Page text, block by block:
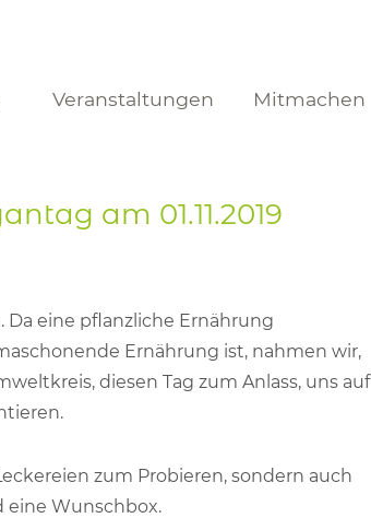
Veranstaltungen Mitmachen
am 01.11.2019
eine pflanzliche Ernährung
Ernährung ist, nahmen wir,
diesen Tag zum Anlass, uns auf
zum Probieren, sondern auch
eine Wunschbox.